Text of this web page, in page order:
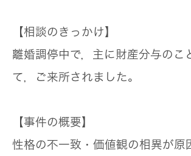
【相談のきっかけ】
離婚調停中で，主に財産分与のこ
て，ご来所されました。
【事件の概要】
性格の不一致・価値観の相異が原